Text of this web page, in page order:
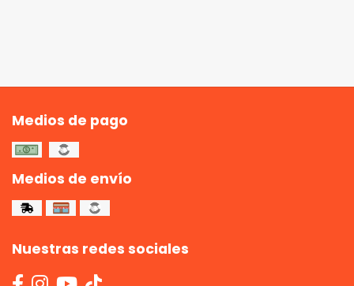
Medios de pago
Medios de envío
Nuestras redes sociales